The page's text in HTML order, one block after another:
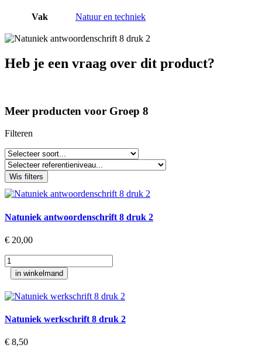
Vak Natuur en techniek
Heb je een vraag over dit product?
Meer producten voor Groep 8
Filteren
Wis filters
Natuniek antwoordenschrift 8 druk 2
€ 20,00
Natuniek
antwoordenschrift
druk
2
in winkelmand
Natuniek werkschrift 8 druk 2
€ 8,50